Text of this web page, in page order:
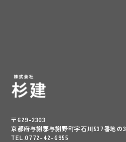
〒629-2303
京都府与謝郡与謝野町字石川537番地の3
TEL.0772-42-6955